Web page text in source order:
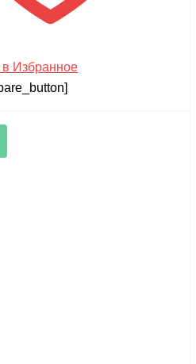
Избранное